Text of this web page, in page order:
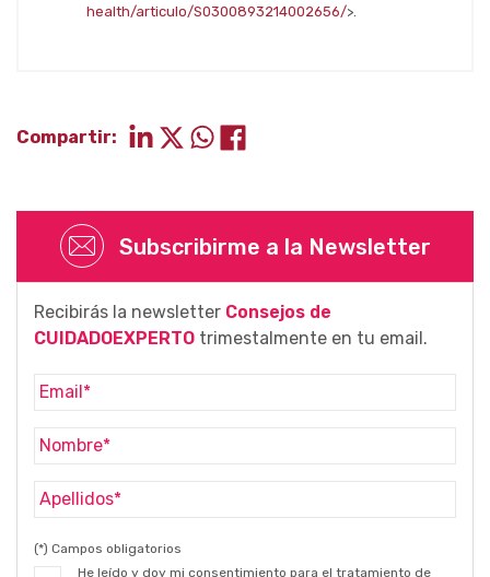
health/articulo/S0300893214002656/>.
Compartir:
Subscribirme a la Newsletter
Recibirás la newsletter Consejos de
CUIDADOEXPERTO trimestalmente en tu email.
(*) Campos obligatorios
He leído y doy mi consentimiento para el tratamiento de